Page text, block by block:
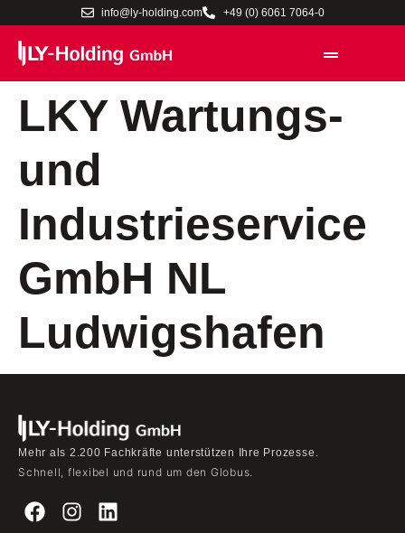
info@ly-holding.com +49 (0) 6061 7064-0
LKY Wartungs-
und
Industrieservice
GmbH NL
Ludwigshafen
Mehr als 2.200 Fachkräfte unterstützen Ihre Prozesse.
Schnell, flexibel und rund um den Globus.